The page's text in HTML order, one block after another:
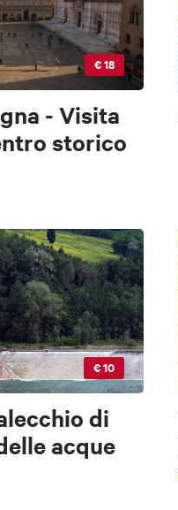
€ 18
- Visita
storico
€ 10
di
acque